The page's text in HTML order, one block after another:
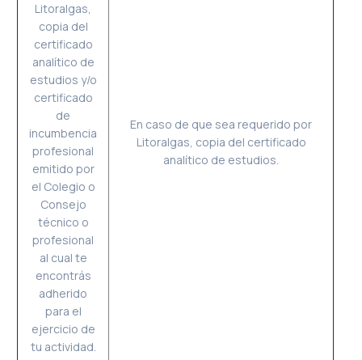
Litoralgas,
copia del
certificado
analítico de
estudios y/o
certificado
de
incumbencia
profesional
emitido por
el Colegio o
Consejo
técnico o
profesional
al cual te
encontrás
adherido
para el
ejercicio de
tu actividad.
En caso de que sea requerido por
Litoralgas, copia del certificado
analítico de estudios.